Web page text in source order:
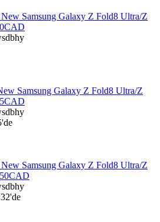
New Samsung Galaxy Z Fold8 Ultra/Z
Samsung Galaxy Z Fold8 Ultra/Z
New Samsung Galaxy Z Fold8 Ultra/Z